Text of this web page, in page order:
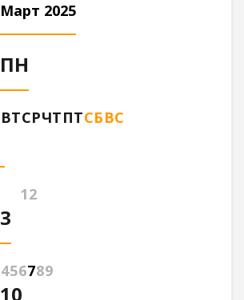
Март 2025
ПН
ВТСРЧТПТСБВС
12
3
456789
10